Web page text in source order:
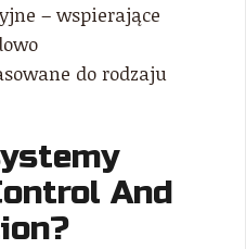
– wspierające
do rodzaju
And